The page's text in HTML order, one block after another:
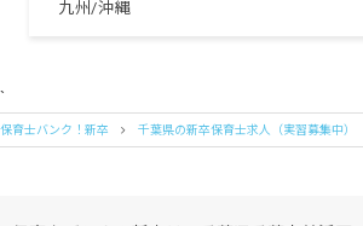
九州/沖縄
`
保育士バンク！新卒 千葉県の新卒保育士求人（実習募集中）